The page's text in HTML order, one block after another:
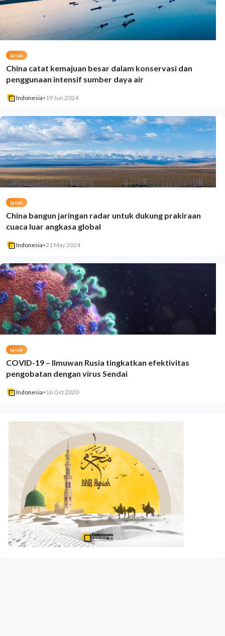
Iptek
China catat kemajuan besar dalam konservasi dan
penggunaan intensif sumber daya air
Indonesia• 19 Jun 2024
Iptek
China bangun jaringan radar untuk dukung prakiraan
cuaca luar angkasa global
Indonesia•21 May 2024
Iptek
COVID-19 – Ilmuwan Rusia tingkatkan efektivitas
pengobatan dengan virus Sendai
Indonesia• 16 Oct 2020